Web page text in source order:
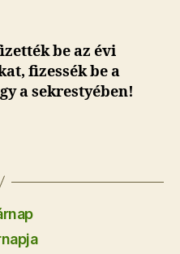
be az évi
fizessék be a
a sekrestyében!